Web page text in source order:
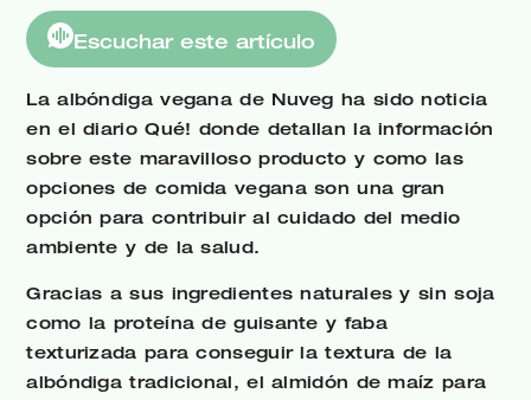
Escuchar este artículo
La albóndiga vegana de Nuveg ha sido noticia
en el diario Qué! donde detallan la información
sobre este maravilloso producto y como las
opciones de comida vegana son una gran
opción para contribuir al cuidado del medio
ambiente y de la salud.
Gracias a sus ingredientes naturales y sin soja
como la proteína de guisante y faba
texturizada para conseguir la textura de la
albóndiga tradicional, el almidón de maíz para